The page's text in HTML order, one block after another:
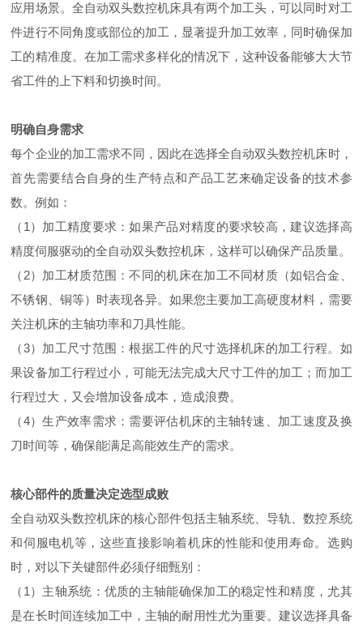
应用场景。全自动双头数控机床具有两个加工头，可以同时对工
件进行不同角度或部位的加工，显著提升加工效率，同时确保加
工的精准度。在加工需求多样化的情况下，这种设备能够大大节
省工件的上下料和切换时间。
明确自身需求
每个企业的加工需求不同，因此在选择全自动双头数控机床时，
首先需要结合自身的生产特点和产品工艺来确定设备的技术参
数。例如：
（1）加工精度要求：如果产品对精度的要求较高，建议选择高
精度伺服驱动的全自动双头数控机床，这样可以确保产品质量。
（2）加工材质范围：不同的机床在加工不同材质（如铝合金、
不锈钢、铜等）时表现各异。如果您主要加工高硬度材料，需要
关注机床的主轴功率和刀具性能。
（3）加工尺寸范围：根据工件的尺寸选择机床的加工行程。如
果设备加工行程过小，可能无法完成大尺寸工件的加工；而加工
行程过大，又会增加设备成本，造成浪费。
（4）生产效率需求：需要评估机床的主轴转速、加工速度及换
刀时间等，确保能满足高能效生产的需求。
核心部件的质量决定选型成败
全自动双头数控机床的核心部件包括主轴系统、导轨、数控系统
和伺服电机等，这些直接影响着机床的性能和使用寿命。选购
时，对以下关键部件必须仔细甄别：
（1）主轴系统：优质的主轴能确保加工的稳定性和精度，尤其
是在长时间连续加工中，主轴的耐用性尤为重要。建议选择具备